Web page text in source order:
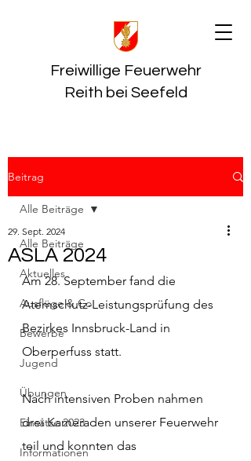
Freiwillige Feuerwehr
Reith bei Seefeld
Beitrag
Alle Beiträge
Aktuelles
Ausflüge & Co
Bewerbe
Jugend
Übungen
Einsätze 2023
Informationen
Alle Beiträge
ASLA 2024
29. Sept. 2024
Am 28. September fand die
Atemschutz-Leistungsprüfung des
Bezirkes Innsbruck-Land in
Oberperfuss statt.
Nach intensiven Proben nahmen
drei Kameraden unserer Feuerwehr
teil und konnten das